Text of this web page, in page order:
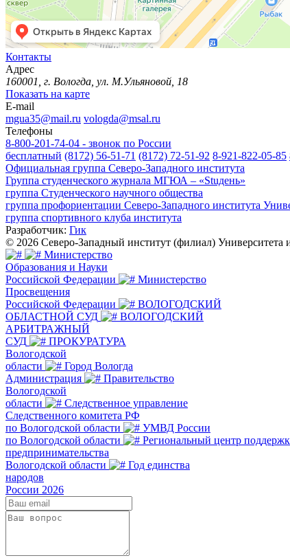
Контакты
Адрес
160001, г. Вологда, ул. М.Ульяновой, 18
Показать на карте
E-mail
mgua35@mail.ru vologda@msal.ru
Телефоны
8-800-201-74-04 - звонок по России
бесплатный (8172) 56-51-71 (8172) 72-51-92 8-921-822-05-85
Официальная группа Северо-Западного института
Группа студенческого журнала МГЮА – «Stuдень»
группа Студенческого научного общества
группа профориентации Северо-Западного института
группа спортивного клуба института
Разработчик: Гик
© 2026 Северо-Западный институт (филиал)
Министерство
Образования и Науки
Российской Федерации
Министерство
Просвещения
Российской Федерации
ВОЛОГОДСКИЙ
ОБЛАСТНОЙ СУД
ВОЛОГОДСКИЙ
АРБИТРАЖНЫЙ
СУД
ПРОКУРАТУРА
Вологодской
области
Город Вологда
Администрация
Правительство
Вологодской
области
Следственное управление
Следственного комитета РФ
по Вологодской области
УМВД России
по Вологодской области
Региональный центр
предпринимательства
Вологодской области
Год единства
народов
России 2026